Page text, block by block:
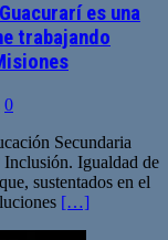
es una
trabajando
0
Secundaria
Inclusión. Igualdad de
sustentados en el
[…]